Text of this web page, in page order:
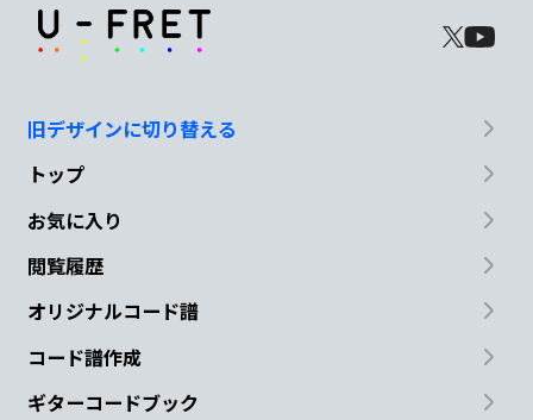
旧デザインに切り替える
トップ
お気に入り
閲覧履歴
オリジナルコード譜
コード譜作成
ギターコードブック